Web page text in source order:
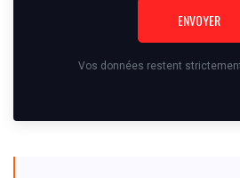
ENVOYER
Vos données restent